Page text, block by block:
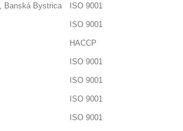
Banská Bystrica ISO 9001
ISO 9001
HACCP
ISO 9001
ISO 9001
ISO 9001
ISO 9001